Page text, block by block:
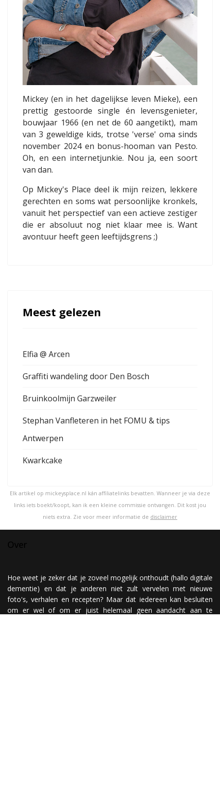
Mickey (en in het dagelijkse leven Mieke), een
prettig gestoorde single én levensgenieter,
bouwjaar 1966 (en net de 60 aangetikt), mam
van 3 geweldige kids, trotse 'verse' oma sinds
november 2024 en bonus-hooman van Pesto.
Oh, en een internetjunkie. Nou ja, een soort
van dan.
Op Mickey's Place deel ik mijn reizen, lekkere
gerechten en soms wat persoonlijke kronkels,
vanuit het perspectief van een actieve zestiger
die er absoluut nog niet klaar mee is. Want
avontuur heeft geen leeftijdsgrens ;)
Meest gelezen
Elfia @ Arcen
Graffiti wandeling door Den Bosch
Bruinkoolmijn Garzweiler
Stephan Vanfleteren in het FOMU & tips
Antwerpen
Kwarkcake
Elk artikel op mickeysplace.nl kán affiliatelinks bevatten. Wanneer je via deze
links iets boekt/koopt, kan ik een kleine commissie ontvangen. Dit kost jou
niets extra. Zie voor meer informatie de disclaimer
Hoe weet je zeker dat je zoveel mogelijk onthoudt (hallo digitale
dementie) en dat je anderen niet zult vervelen met nieuwe
foto's, verhalen en recepten? Maar dat iedereen kan besluiten
om er wel of om er juist helemaal geen aandacht aan te